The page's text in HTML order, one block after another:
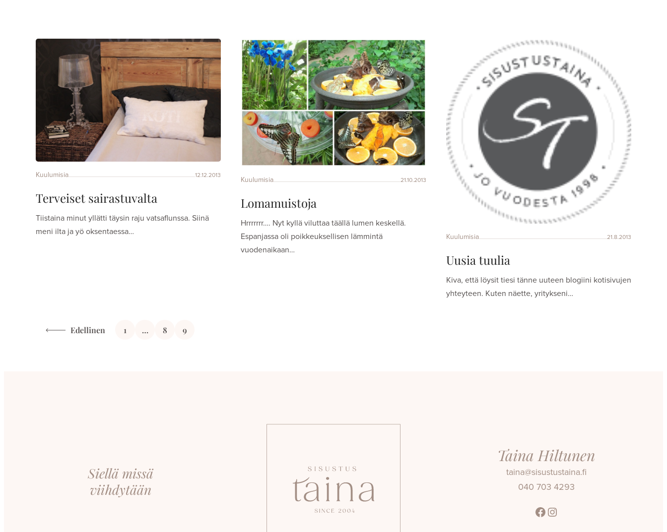
Kuulumisia 12.12.2013
Terveiset sairastuvalta
Tiistaina minut yllätti täysin raju vatsaflunssa. Siinä
meni ilta ja yö oksentaessa…
Kuulumisia 21.10.2013
Lomamuistoja
Hrrrrrrr…. Nyt kyllä viluttaa täällä lumen keskellä.
Espanjassa oli poikkeuksellisen lämmintä
vuodenaikaan…
Kuulumisia 21.8.2013
Uusia tuulia
Kiva, että löysit tiesi tänne uuteen blogiini kotisivujen
yhteyteen. Kuten näette, yritykseni…
Artikkelien
Edellinen 1 … 8 9
Siellä missä
viihdytään
Taina Hiltunen
taina@sisustustaina.fi
040 703 4293
Facebook
Instagram